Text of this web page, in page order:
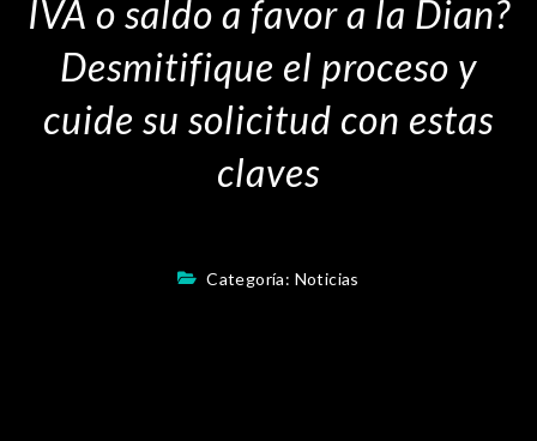
IVA o saldo a favor a la Dian?
Desmitifique el proceso y
cuide su solicitud con estas
claves
Categoría: Noticias